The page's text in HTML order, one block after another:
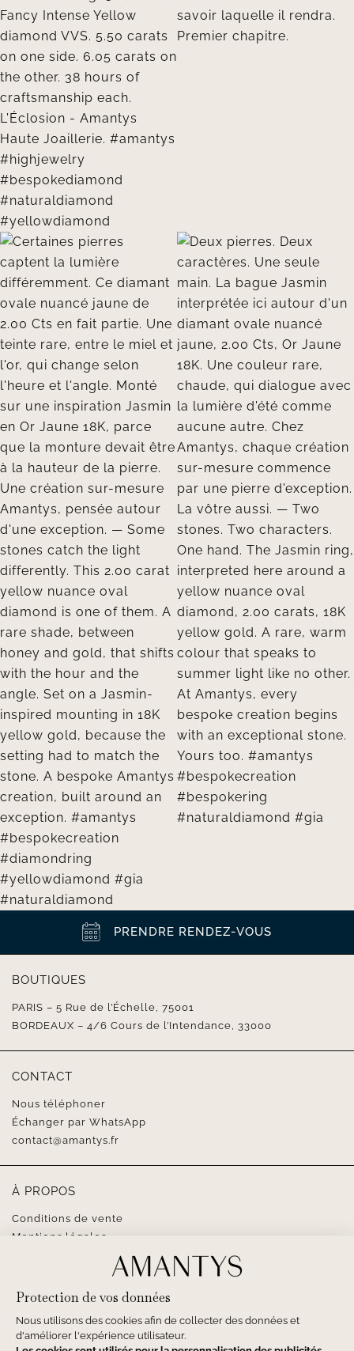
PRENDRE RENDEZ-VOUS
BOUTIQUES
PARIS – 5 Rue de l’Échelle, 75001
BORDEAUX – 4/6 Cours de l’Intendance, 33000
CONTACT
Nous téléphoner
Échanger par WhatsApp
contact@amantys.fr
À PROPOS
Conditions de vente
Mentions légales
SUIVEZ-NOUS